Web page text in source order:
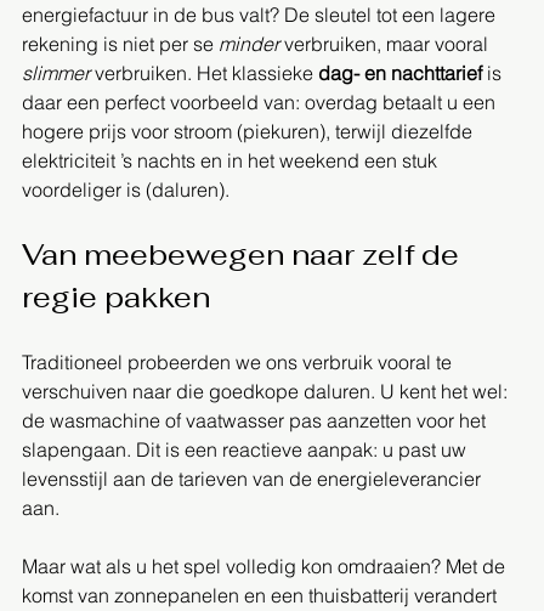
energiefactuur in de bus valt? De sleutel tot een lagere
rekening is niet per se minder verbruiken, maar vooral
slimmer verbruiken. Het klassieke dag- en nachttarief is
daar een perfect voorbeeld van: overdag betaalt u een
hogere prijs voor stroom (piekuren), terwijl diezelfde
elektriciteit ’s nachts en in het weekend een stuk
voordeliger is (daluren).
Van meebewegen naar zelf de
regie pakken
Traditioneel probeerden we ons verbruik vooral te
verschuiven naar die goedkope daluren. U kent het wel:
de wasmachine of vaatwasser pas aanzetten voor het
slapengaan. Dit is een reactieve aanpak: u past uw
levensstijl aan de tarieven van de energieleverancier
aan.
Maar wat als u het spel volledig kon omdraaien? Met de
komst van zonnepanelen en een thuisbatterij verandert